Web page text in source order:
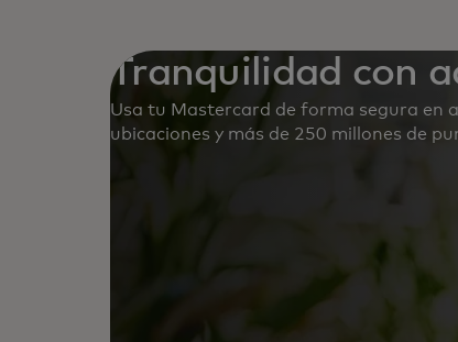
Tranquilidad con
Usa tu Mastercard de forma segura en
ubicaciones y más de 250 millones de